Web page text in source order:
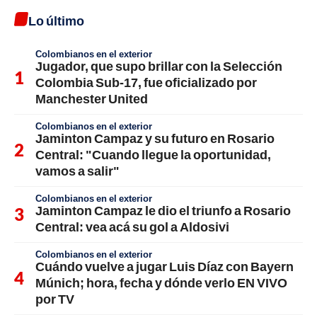
Lo último
Colombianos en el exterior
Jugador, que supo brillar con la Selección
Colombia Sub-17, fue oficializado por
Manchester United
Colombianos en el exterior
Jaminton Campaz y su futuro en Rosario
Central: "Cuando llegue la oportunidad,
vamos a salir"
Colombianos en el exterior
Jaminton Campaz le dio el triunfo a Rosario
Central: vea acá su gol a Aldosivi
Colombianos en el exterior
Cuándo vuelve a jugar Luis Díaz con Bayern
Múnich; hora, fecha y dónde verlo EN VIVO
por TV